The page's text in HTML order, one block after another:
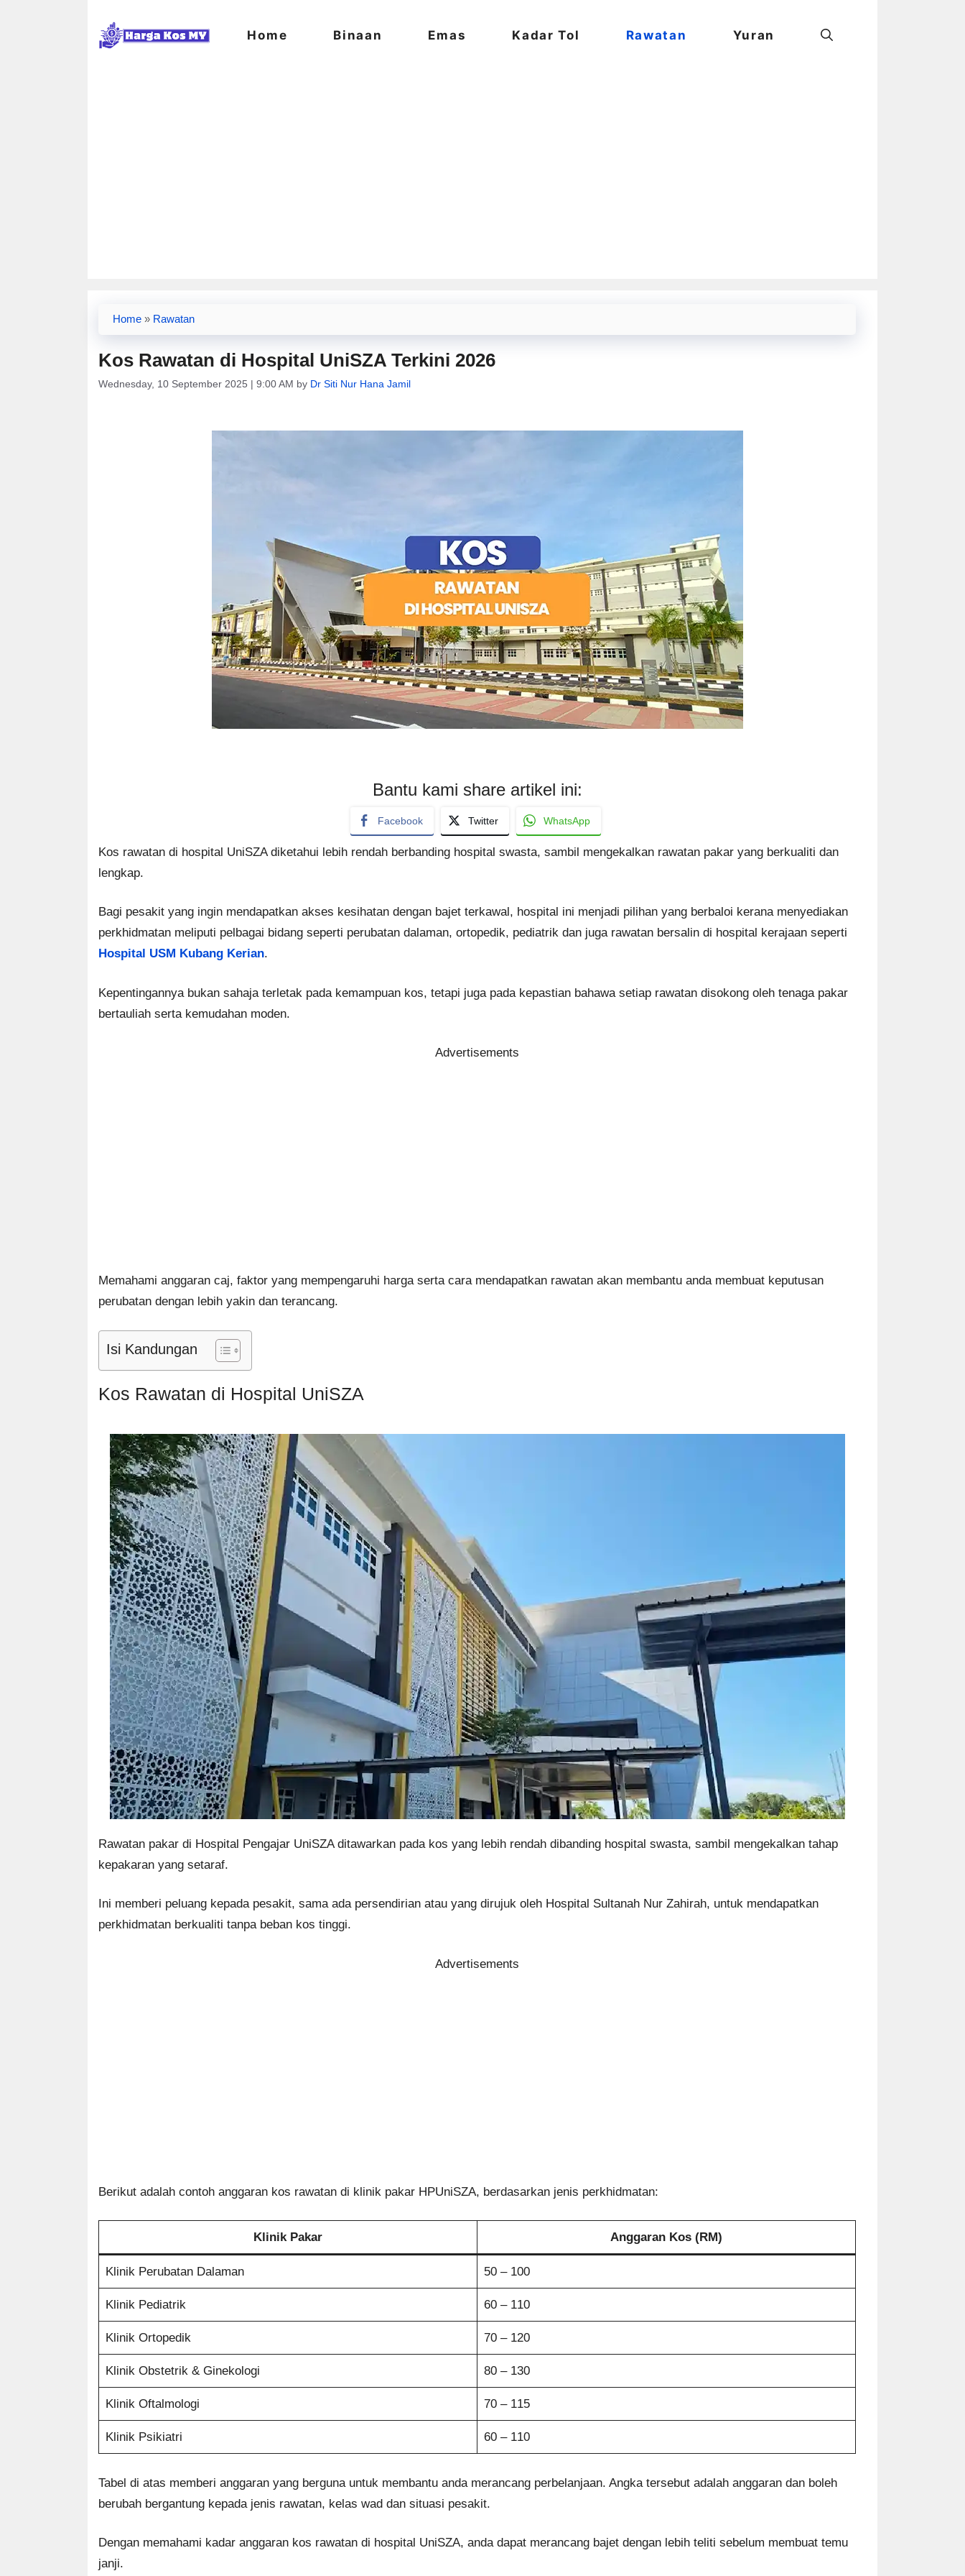
Home Binaan Emas Kadar Tol Rawatan Yuran
Home » Rawatan
Kos Rawatan di Hospital UniSZA Terkini 2026
Wednesday, 10 September 2025 | 9:00 AM by Dr Siti Nur Hana Jamil
Bantu kami share artikel ini:
Facebook Twitter WhatsApp
Kos rawatan di hospital UniSZA diketahui lebih rendah berbanding hospital swasta, sambil mengekalkan rawatan pakar yang berkualiti dan
lengkap.
Bagi pesakit yang ingin mendapatkan akses kesihatan dengan bajet terkawal, hospital ini menjadi pilihan yang berbaloi kerana menyediakan
perkhidmatan meliputi pelbagai bidang seperti perubatan dalaman, ortopedik, pediatrik dan juga rawatan bersalin di hospital kerajaan seperti
Hospital USM Kubang Kerian.
Kepentingannya bukan sahaja terletak pada kemampuan kos, tetapi juga pada kepastian bahawa setiap rawatan disokong oleh tenaga pakar
bertauliah serta kemudahan moden.
Advertisements
Memahami anggaran caj, faktor yang mempengaruhi harga serta cara mendapatkan rawatan akan membantu anda membuat keputusan
perubatan dengan lebih yakin dan terancang.
Isi Kandungan
Kos Rawatan di Hospital UniSZA
Rawatan pakar di Hospital Pengajar UniSZA ditawarkan pada kos yang lebih rendah dibanding hospital swasta, sambil mengekalkan tahap
kepakaran yang setaraf.
Ini memberi peluang kepada pesakit, sama ada persendirian atau yang dirujuk oleh Hospital Sultanah Nur Zahirah, untuk mendapatkan
perkhidmatan berkualiti tanpa beban kos tinggi.
Advertisements
Berikut adalah contoh anggaran kos rawatan di klinik pakar HPUniSZA, berdasarkan jenis perkhidmatan:
Klinik Pakar Anggaran Kos (RM)
Klinik Perubatan Dalaman 50 – 100
Klinik Pediatrik 60 – 110
Klinik Ortopedik 70 – 120
Klinik Obstetrik & Ginekologi 80 – 130
Klinik Oftalmologi 70 – 115
Klinik Psikiatri 60 – 110
Tabel di atas memberi anggaran yang berguna untuk membantu anda merancang perbelanjaan. Angka tersebut adalah anggaran dan boleh
berubah bergantung kepada jenis rawatan, kelas wad dan situasi pesakit.
Dengan memahami kadar anggaran kos rawatan di hospital UniSZA, anda dapat merancang bajet dengan lebih teliti sebelum membuat temu
janji.